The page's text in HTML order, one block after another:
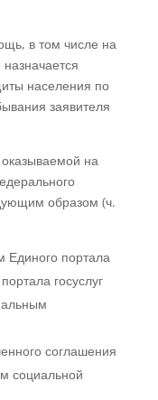
в том числе на
населения по
заявителя
на
образом (ч.
Единого портала
госуслуг
соглашения
социальной